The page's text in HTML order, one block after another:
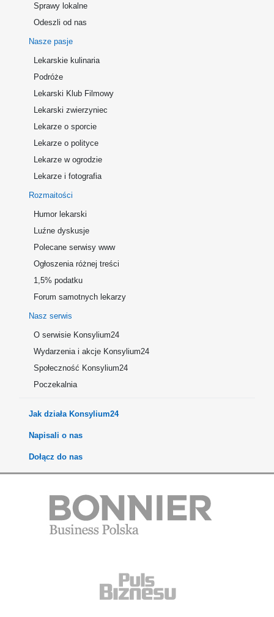
Sprawy lokalne
Odeszli od nas
Nasze pasje
Lekarskie kulinaria
Podróże
Lekarski Klub Filmowy
Lekarski zwierzyniec
Lekarze o sporcie
Lekarze o polityce
Lekarze w ogrodzie
Lekarze i fotografia
Rozmaitości
Humor lekarski
Luźne dyskusje
Polecane serwisy www
Ogłoszenia różnej treści
1,5% podatku
Forum samotnych lekarzy
Nasz serwis
O serwisie Konsylium24
Wydarzenia i akcje Konsylium24
Społeczność Konsylium24
Poczekalnia
Jak działa Konsylium24
Napisali o nas
Dołącz do nas